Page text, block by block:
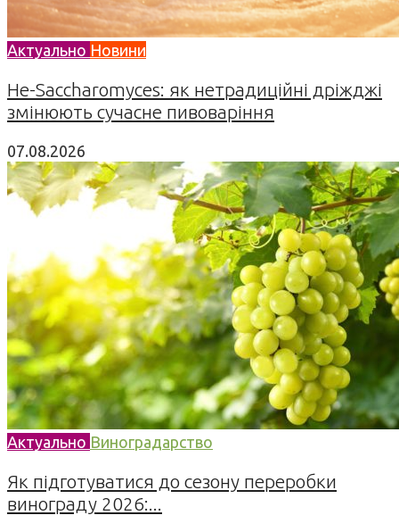
Актуально Новини
Не-Saccharomyces: як нетрадиційні дріжджі
змінюють сучасне пивоваріння
07.08.2026
Актуально Виноградарство
Як підготуватися до сезону переробки
винограду 2026:...